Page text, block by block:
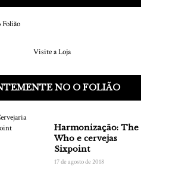
Visite a Loja
NO O FOLIÃO
Harmonização: The
Who e cervejas
Sixpoint
17 de agosto de 2018